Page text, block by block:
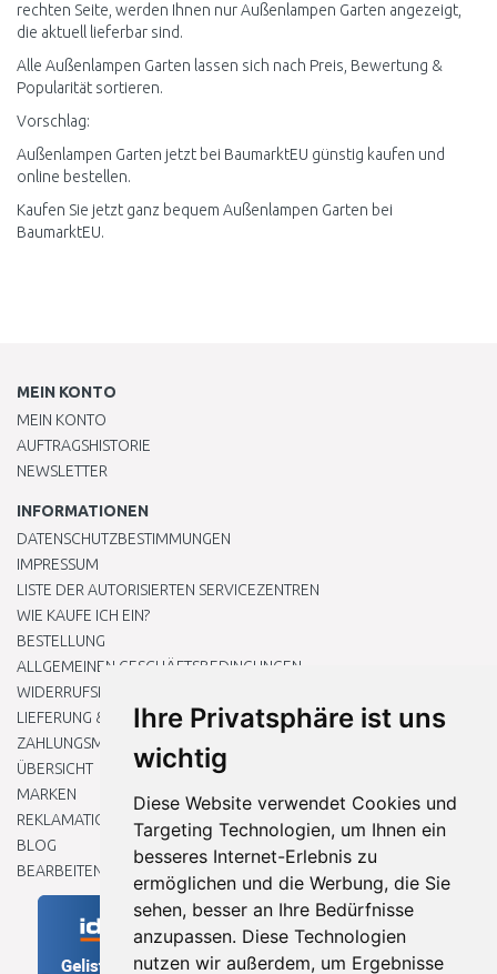
Ihre Privatsphäre ist uns
wichtig
Diese Website verwendet Cookies und
Targeting Technologien, um Ihnen ein
besseres Internet-Erlebnis zu
ermöglichen und die Werbung, die Sie
sehen, besser an Ihre Bedürfnisse
anzupassen. Diese Technologien
nutzen wir außerdem, um Ergebnisse
rechten Seite, werden Ihnen nur Außenlampen Garten angezeigt,
die aktuell lieferbar sind.
Alle Außenlampen Garten lassen sich nach Preis, Bewertung &
Popularität sortieren.
Vorschlag:
Außenlampen Garten jetzt bei BaumarktEU günstig kaufen und
online bestellen.
Kaufen Sie jetzt ganz bequem Außenlampen Garten bei
BaumarktEU.
MEIN KONTO
MEIN KONTO
AUFTRAGSHISTORIE
NEWSLETTER
INFORMATIONEN
DATENSCHUTZBESTIMMUNGEN
IMPRESSUM
LISTE DER AUTORISIERTEN SERVICEZENTREN
WIE KAUFE ICH EIN?
BESTELLUNG
ALLGEMEINEN GESCHÄFTSBEDINGUNGEN
WIDERRUFSRECHT
LIEFERUNG & ZAHLUNG
ZAHLUNGSMETHODEN
ÜBERSICHT
MARKEN
REKLAMATIONEN UND RETOUREN
BLOG
BEARBEITEN SIE MEINE COOKIE-EINSTELLUNGEN